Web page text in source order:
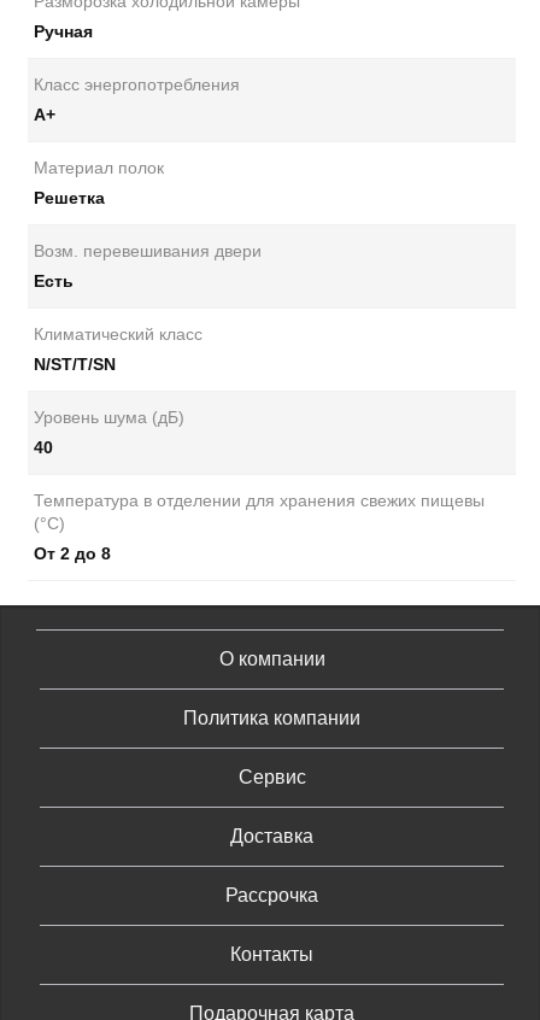
Ручная
Класс энергопотребления
А+
Материал полок
Решетка
Возм. перевешивания двери
Есть
Климатический класс
N/ST/T/SN
Уровень шума (дБ)
40
Температура в отделении для хранения свежих пищевы
(°C)
От 2 до 8
О компании
Политика компании
Сервис
Доставка
Рассрочка
Контакты
Подарочная карта